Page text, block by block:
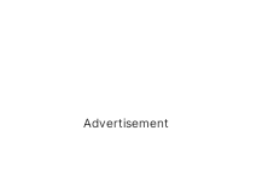
Advertisement